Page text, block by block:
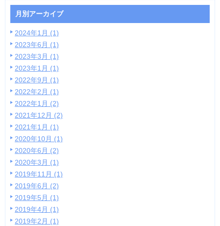
月別アーカイブ
2024年1月 (1)
2023年6月 (1)
2023年3月 (1)
2023年1月 (1)
2022年9月 (1)
2022年2月 (1)
2022年1月 (2)
2021年12月 (2)
2021年1月 (1)
2020年10月 (1)
2020年6月 (2)
2020年3月 (1)
2019年11月 (1)
2019年6月 (2)
2019年5月 (1)
2019年4月 (1)
2019年2月 (1)